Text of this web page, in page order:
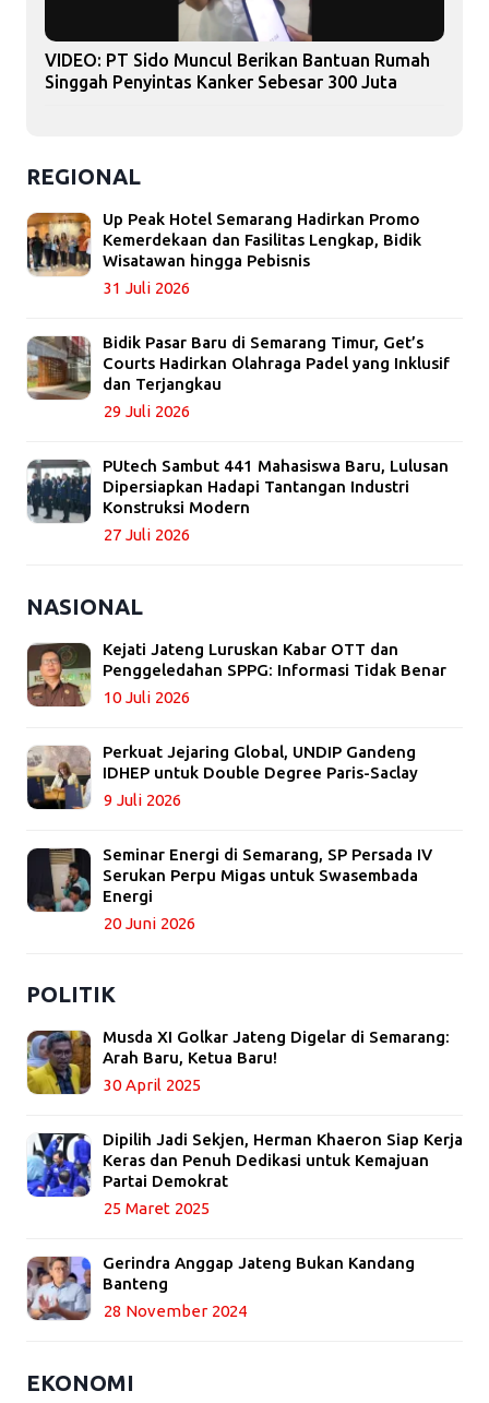
VIDEO: PT Sido Muncul Berikan Bantuan Rumah
Singgah Penyintas Kanker Sebesar 300 Juta
REGIONAL
Up Peak Hotel Semarang Hadirkan Promo
Kemerdekaan dan Fasilitas Lengkap, Bidik
Wisatawan hingga Pebisnis
31 Juli 2026
Bidik Pasar Baru di Semarang Timur, Get’s
Courts Hadirkan Olahraga Padel yang Inklusif
dan Terjangkau
29 Juli 2026
PUtech Sambut 441 Mahasiswa Baru, Lulusan
Dipersiapkan Hadapi Tantangan Industri
Konstruksi Modern
27 Juli 2026
NASIONAL
Kejati Jateng Luruskan Kabar OTT dan
Penggeledahan SPPG: Informasi Tidak Benar
10 Juli 2026
Perkuat Jejaring Global, UNDIP Gandeng
IDHEP untuk Double Degree Paris-Saclay
9 Juli 2026
Seminar Energi di Semarang, SP Persada IV
Serukan Perpu Migas untuk Swasembada
Energi
20 Juni 2026
POLITIK
Musda XI Golkar Jateng Digelar di Semarang:
Arah Baru, Ketua Baru!
30 April 2025
Dipilih Jadi Sekjen, Herman Khaeron Siap Kerja
Keras dan Penuh Dedikasi untuk Kemajuan
Partai Demokrat
25 Maret 2025
Gerindra Anggap Jateng Bukan Kandang
Banteng
28 November 2024
EKONOMI